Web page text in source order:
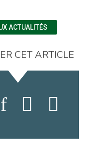
ACTUALITÉS
CET ARTICLE